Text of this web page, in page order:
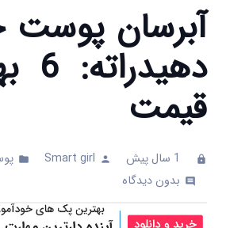
آبرسان
قیمت
clock 1 سال پیش person
Smart girl
folder
comments بدون دیدگاه